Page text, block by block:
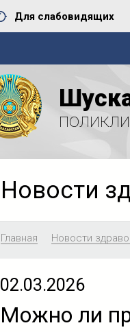
Для слабовидящих
Новости
Главная Новости
02.03.2026
Можно ли